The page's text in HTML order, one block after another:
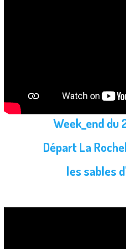
Week_end
Départ La
les sables